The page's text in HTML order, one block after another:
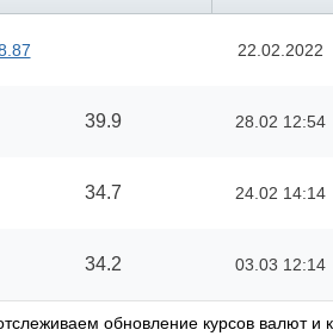
22.02.2022
39.9 28.02 12:54
34.7 24.02 14:14
34.2 03.03 12:14
обновление курсов валют и